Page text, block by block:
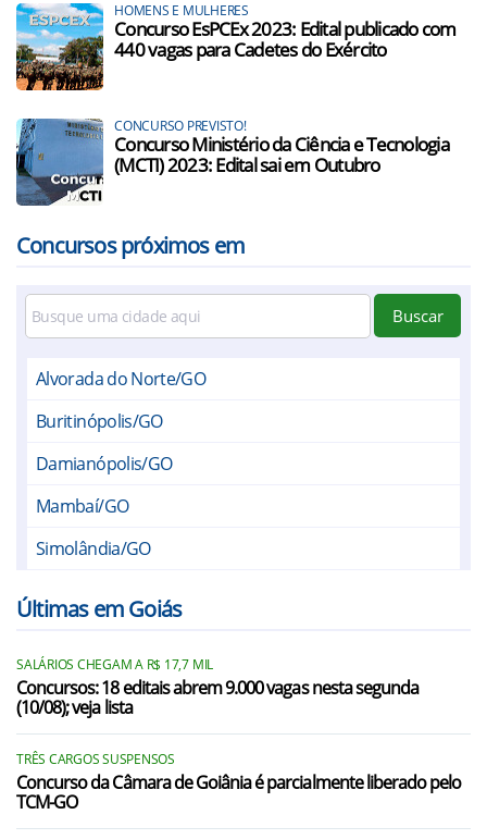
HOMENS E MULHERES
Concurso EsPCEx 2023: Edital publicado com
440 vagas para Cadetes do Exército
CONCURSO PREVISTO!
Concurso Ministério da Ciência e Tecnologia
(MCTI) 2023: Edital sai em Outubro
Concursos próximos em
Buscar
Alvorada do Norte/GO
Buritinópolis/GO
Damianópolis/GO
Mambaí/GO
Simolândia/GO
Últimas em Goiás
SALÁRIOS CHEGAM A R$ 17,7 MIL
Concursos: 18 editais abrem 9.000 vagas nesta segunda
(10/08); veja lista
TRÊS CARGOS SUSPENSOS
Concurso da Câmara de Goiânia é parcialmente liberado pelo
TCM-GO